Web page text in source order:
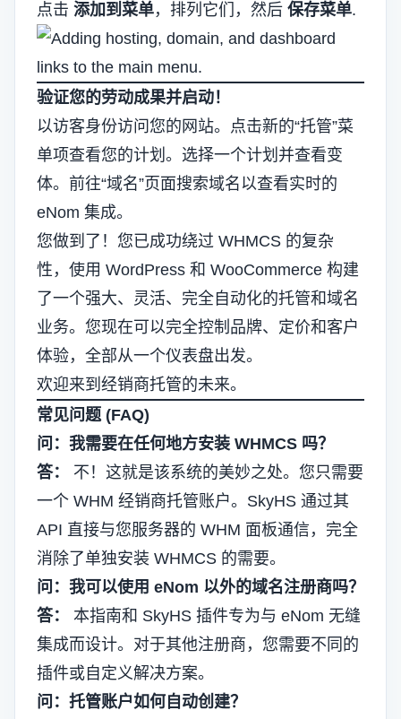
点击 添加到菜单，排列它们，然后 保存菜单.
验证您的劳动成果并启动！
以访客身份访问您的网站。点击新的“托管”菜
单项查看您的计划。选择一个计划并查看变
体。前往“域名”页面搜索域名以查看实时的
eNom 集成。
您做到了！您已成功绕过 WHMCS 的复杂
性，使用 WordPress 和 WooCommerce 构建
了一个强大、灵活、完全自动化的托管和域名
业务。您现在可以完全控制品牌、定价和客户
体验，全部从一个仪表盘出发。
欢迎来到经销商托管的未来。
常见问题 (FAQ)
问：我需要在任何地方安装 WHMCS 吗？
答：
不！这就是该系统的美妙之处。您只需要
一个 WHM 经销商托管账户。SkyHS 通过其
API 直接与您服务器的 WHM 面板通信，完全
消除了单独安装 WHMCS 的需要。
问：我可以使用 eNom 以外的域名注册商吗？
答：
本指南和 SkyHS 插件专为与 eNom 无缝
集成而设计。对于其他注册商，您需要不同的
插件或自定义解决方案。
问：托管账户如何自动创建？